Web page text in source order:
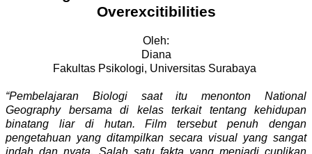
Overexcitibilities
Oleh:
Diana
Fakultas Psikologi, Universitas Surabaya
“Pembelajaran Biologi saat itu menonton National
Geography bersama di kelas terkait tentang kehidupan
binatang liar di hutan. Film tersebut penuh dengan
pengetahuan yang ditampilkan secara visual yang sangat
indah dan nyata. Salah satu fakta yang menjadi cuplikan